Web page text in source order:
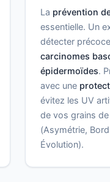
La prévention
essentielle. Un
détecter
carcinomes
épidermoïdes.
avec une
évitez les UV
de vos grains de
(Asymétrie,
Évolution).